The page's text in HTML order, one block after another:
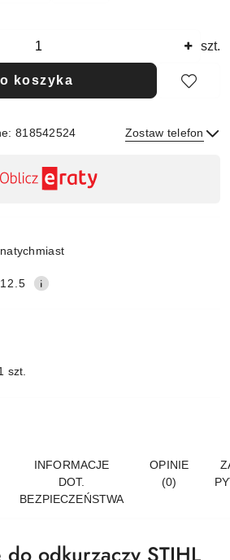
szt.
koszyka
818542524 Zostaw telefon
natychmiast
12.5
szt.
INFORMACJE
DOT.
BEZPIECZEŃSTWA
OPINIE
(0)